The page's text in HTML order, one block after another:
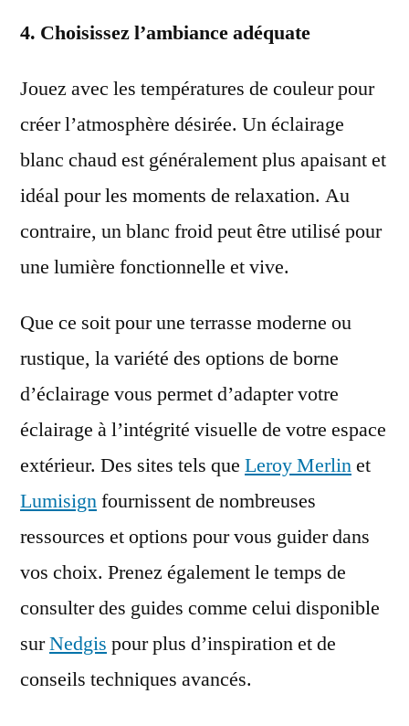
4. Choisissez l’ambiance adéquate
Jouez avec les températures de couleur pour
créer l’atmosphère désirée. Un éclairage
blanc chaud est généralement plus apaisant et
idéal pour les moments de relaxation. Au
contraire, un blanc froid peut être utilisé pour
une lumière fonctionnelle et vive.
Que ce soit pour une terrasse moderne ou
rustique, la variété des options de borne
d’éclairage vous permet d’adapter votre
éclairage à l’intégrité visuelle de votre espace
extérieur. Des sites tels que Leroy Merlinet
Lumisignfournissent de nombreuses
ressources et options pour vous guider dans
vos choix. Prenez également le temps de
consulter des guides comme celui disponible
surNedgis pour plus d’inspiration et de
conseils techniques avancés.